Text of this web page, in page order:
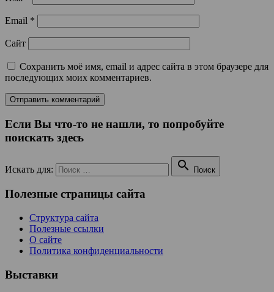
Email *
Сайт
Сохранить моё имя, email и адрес сайта в этом браузере для
последующих моих комментариев.
Если Вы что-то не нашли, то попробуйте
поискать здесь
Искать для:  Поиск
Полезные страницы сайта
Структура сайта
Полезные ссылки
О сайте
Политика конфиденциальности
Выставки